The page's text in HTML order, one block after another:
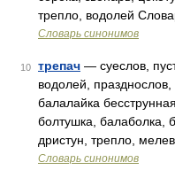
трепло, водолей
Словарь синонимов
10 трепач — суеслов,
водолей,
балалайка
болтушка, балаболка,
дристун, трепло,
Словарь синонимов